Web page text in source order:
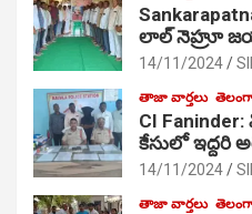
లాల్ నెహ్రూ
14/11/2024
తాజా వార్తలు
CI
కేసులో ఇద్దరి
14/11/2024
తాజా వార్తలు